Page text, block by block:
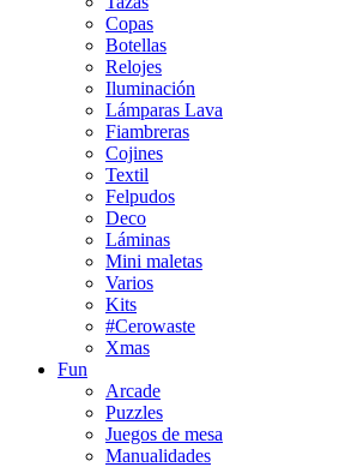
Copas
Botellas
Relojes
Iluminación
Lámparas Lava
Fiambreras
Cojines
Textil
Felpudos
Deco
Láminas
Mini maletas
Varios
Kits
#Cerowaste
Xmas
Fun
Arcade
Puzzles
Juegos de mesa
Manualidades